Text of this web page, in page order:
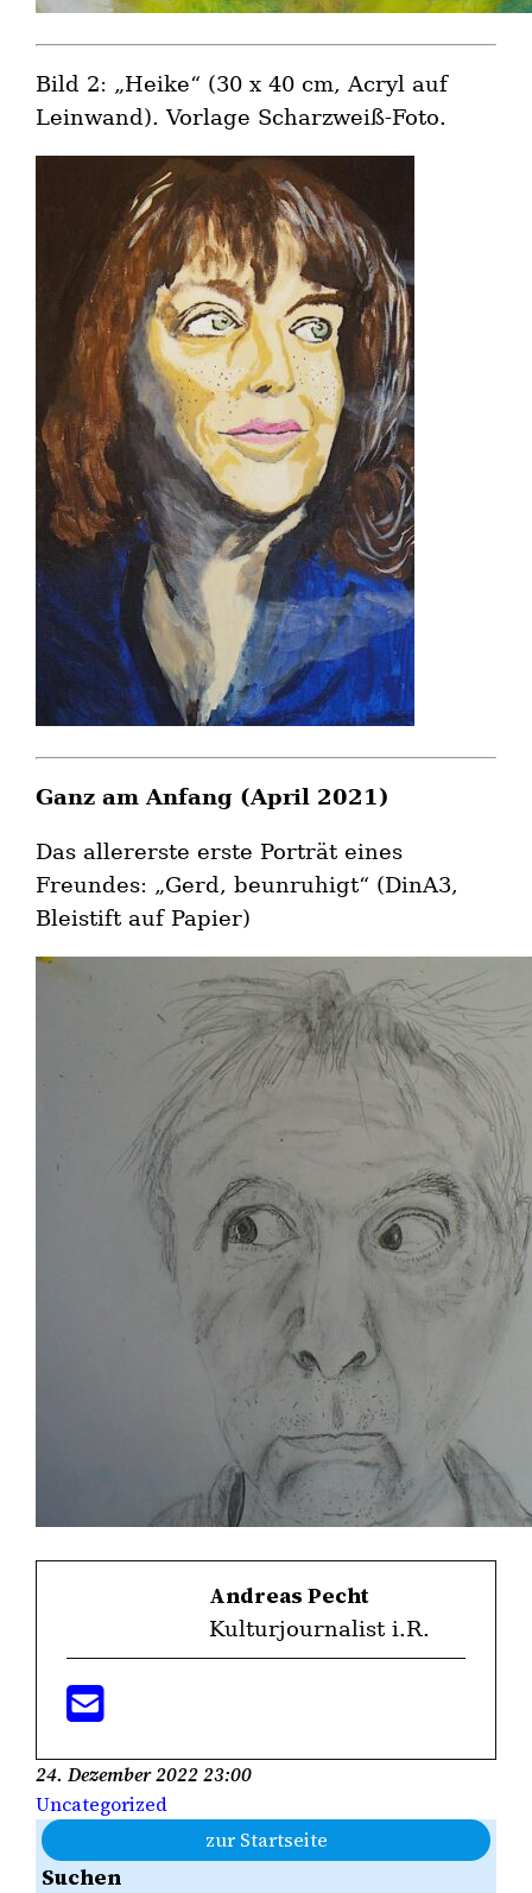
Bild 2: „Heike“ (30 x 40 cm, Acryl auf
Leinwand). Vorlage Scharzweiß-Foto.
Ganz am Anfang (April 2021)
Das allererste erste Porträt eines
Freundes: „Gerd, beunruhigt“ (DinA3,
Bleistift auf Papier)
Andreas Pecht
Kulturjournalist i.R.
24. Dezember 2022 23:00
Uncategorized
zur Startseite
Suchen